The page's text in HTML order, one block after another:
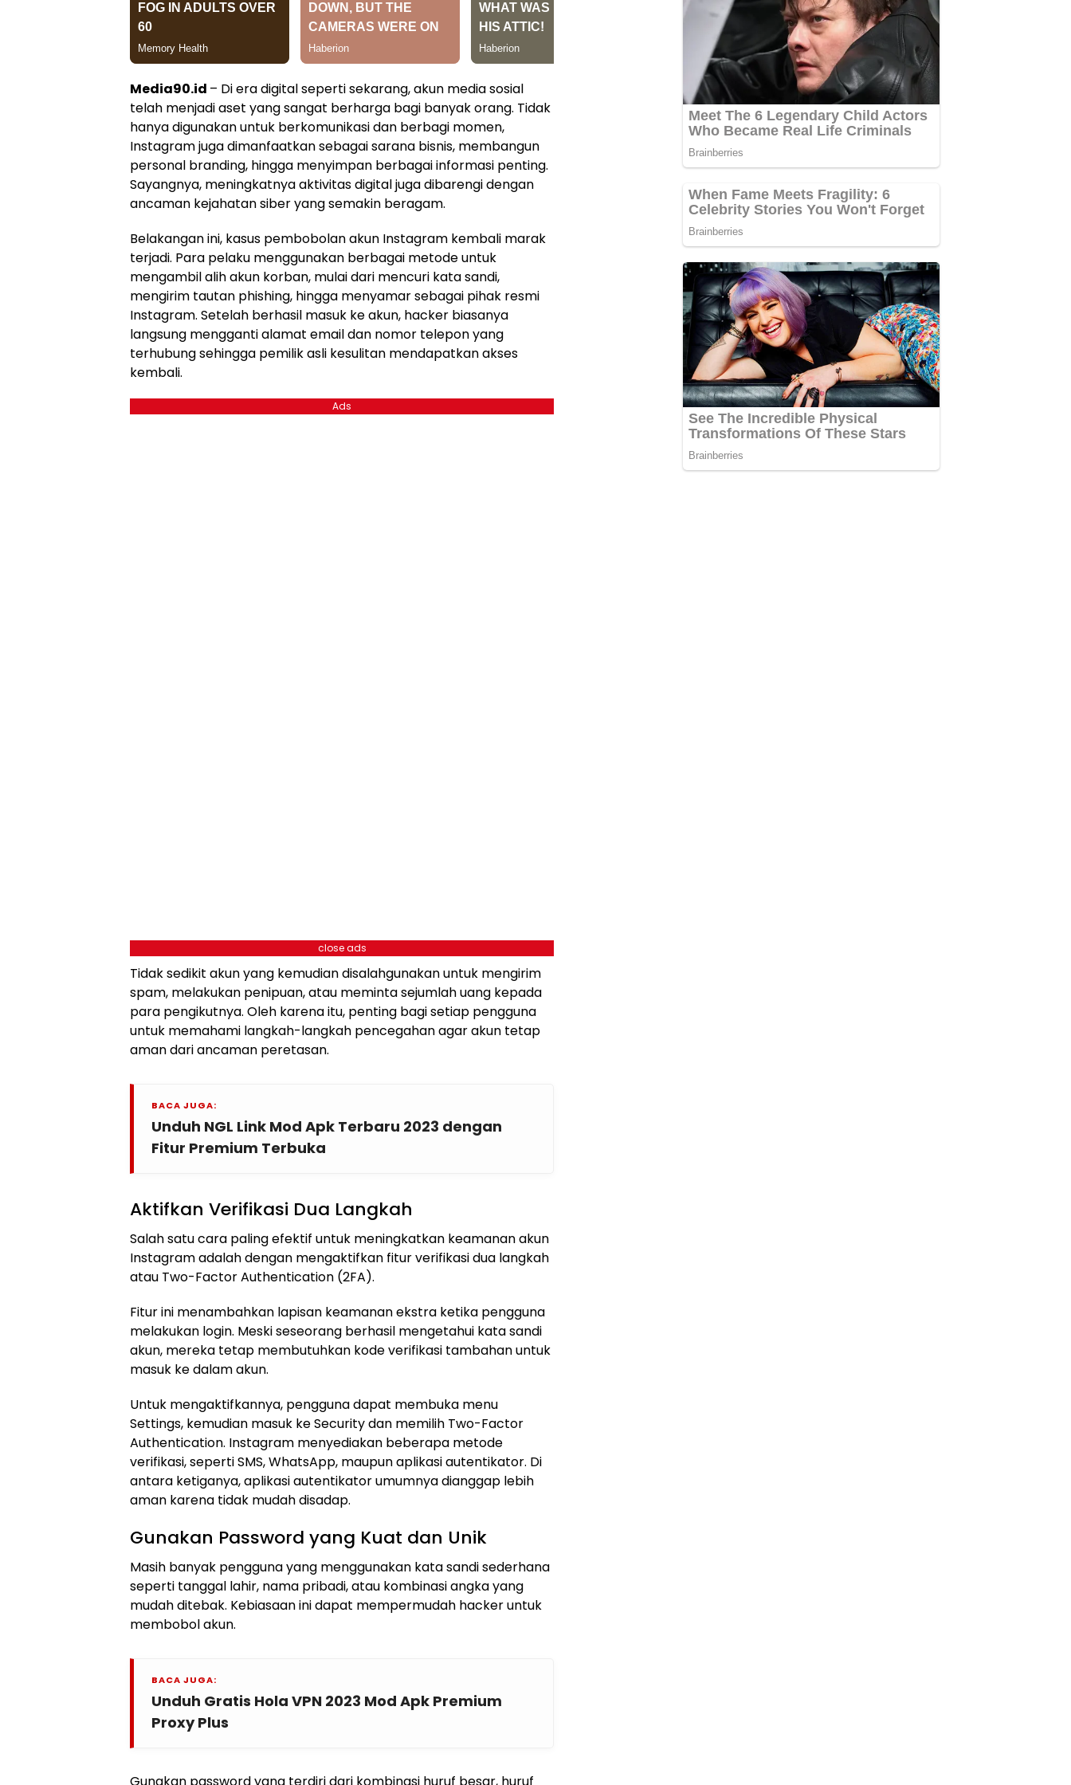
Media90.id – Di era digital seperti sekarang, akun media sosial
telah menjadi aset yang sangat berharga bagi banyak orang. Tidak
hanya digunakan untuk berkomunikasi dan berbagi momen,
Instagram juga dimanfaatkan sebagai sarana bisnis, membangun
personal branding, hingga menyimpan berbagai informasi penting.
Sayangnya, meningkatnya aktivitas digital juga dibarengi dengan
ancaman kejahatan siber yang semakin beragam.
Belakangan ini, kasus pembobolan akun Instagram kembali marak
terjadi. Para pelaku menggunakan berbagai metode untuk
mengambil alih akun korban, mulai dari mencuri kata sandi,
mengirim tautan phishing, hingga menyamar sebagai pihak resmi
Instagram. Setelah berhasil masuk ke akun, hacker biasanya
langsung mengganti alamat email dan nomor telepon yang
terhubung sehingga pemilik asli kesulitan mendapatkan akses
kembali.
Ads
close ads
Tidak sedikit akun yang kemudian disalahgunakan untuk mengirim
spam, melakukan penipuan, atau meminta sejumlah uang kepada
para pengikutnya. Oleh karena itu, penting bagi setiap pengguna
untuk memahami langkah-langkah pencegahan agar akun tetap
aman dari ancaman peretasan.
BACA JUGA:
Unduh NGL Link Mod Apk Terbaru 2023 dengan
Fitur Premium Terbuka
Aktifkan Verifikasi Dua Langkah
Salah satu cara paling efektif untuk meningkatkan keamanan akun
Instagram adalah dengan mengaktifkan fitur verifikasi dua langkah
atau Two-Factor Authentication (2FA).
Fitur ini menambahkan lapisan keamanan ekstra ketika pengguna
melakukan login. Meski seseorang berhasil mengetahui kata sandi
akun, mereka tetap membutuhkan kode verifikasi tambahan untuk
masuk ke dalam akun.
Untuk mengaktifkannya, pengguna dapat membuka menu
Settings, kemudian masuk ke Security dan memilih Two-Factor
Authentication. Instagram menyediakan beberapa metode
verifikasi, seperti SMS, WhatsApp, maupun aplikasi autentikator. Di
antara ketiganya, aplikasi autentikator umumnya dianggap lebih
aman karena tidak mudah disadap.
Gunakan Password yang Kuat dan Unik
Masih banyak pengguna yang menggunakan kata sandi sederhana
seperti tanggal lahir, nama pribadi, atau kombinasi angka yang
mudah ditebak. Kebiasaan ini dapat mempermudah hacker untuk
membobol akun.
BACA JUGA:
Unduh Gratis Hola VPN 2023 Mod Apk Premium
Proxy Plus